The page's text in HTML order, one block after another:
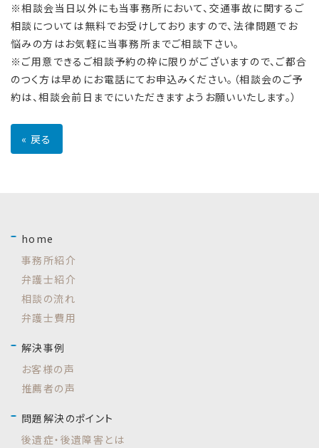
※相談会当日以外にも当事務所において、交通事故に関するご
相談については無料でお受けしておりますので、法律問題でお
悩みの方はお気軽に当事務所までご相談下さい。
※ご用意できるご相談予約の枠に限りがございますので、ご都合
のつく方は早めにお電話にてお申込みください。（相談会のご予
約は、相談会前日までにいただきますようお願いいたします。）
« 戻る
home
事務所紹介
弁護士紹介
相談の流れ
弁護士費用
解決事例
お客様の声
推薦者の声
問題解決のポイント
後遺症・後遺障害とは